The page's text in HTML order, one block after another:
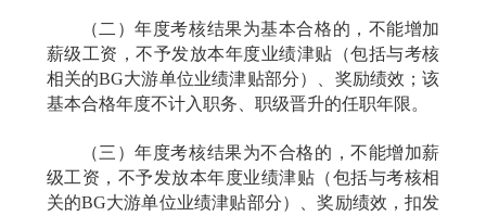
（二）年度考核结果为基本合格的，不能增加
薪级工资，不予发放本年度业绩津贴（包括与考核
相关的BG大游单位业绩津贴部分）、奖励绩效；该
基本合格年度不计入职务、职级晋升的任职年限。
（三）年度考核结果为不合格的，不能增加薪
级工资，不予发放本年度业绩津贴（包括与考核相
关的BG大游单位业绩津贴部分）、奖励绩效，扣发